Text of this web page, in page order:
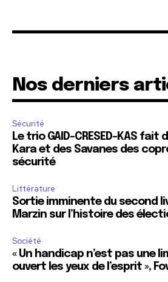
Nos derniers
Sécurité
Le trio GAID-CRESED-KAS fait
Kara et des Savanes des
sécurité
Littérature
Sortie imminente du second
Marzin sur l’histoire des
Société
« Un handicap n’est pas une
ouvert les yeux de l’esprit »,